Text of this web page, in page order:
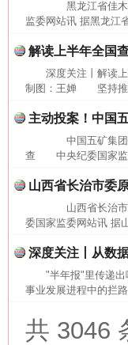
黑龙江省佳木
监委网站讯 据黑龙江
解读上半年全国
深度关注丨解读
制图：王婵 坚持推
主动投案！中国
中国五矿集团
查 中央纪委国家监
山西省长治市委
山西省长治市
委国家监委网站讯 据
深度关注丨从数
"半年报"里传递
事业发展进程中的拦
共 3046